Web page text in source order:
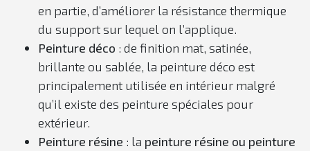
en partie, d’améliorer la résistance thermique
du support sur lequel on l’applique.
Peinture déco : de finition mat, satinée,
brillante ou sablée, la peinture déco est
principalement utilisée en intérieur malgré
qu’il existe des peinture spéciales pour
extérieur.
Peinture résine : la peinture résine ou peinture